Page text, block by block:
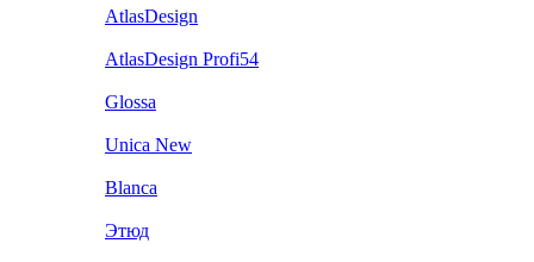
AtlasDesign
AtlasDesign Profi54
Glossa
Unica New
Blanca
Этюд